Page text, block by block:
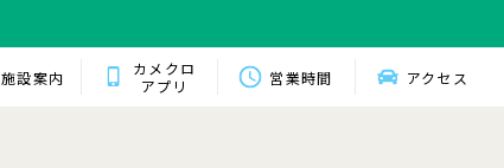
施設案内
カメクロ
アプリ
営業時間 アクセス